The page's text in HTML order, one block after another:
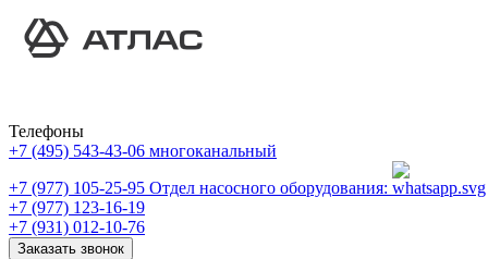
Телефоны
+7 (495) 543-43-06 многоканальный
+7 (977) 105-25-95 Отдел насосного оборудования:
+7 (977) 123-16-19
+7 (931) 012-10-76
Заказать звонок